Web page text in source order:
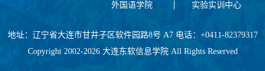
外国语学院 实验实训中心
地址：辽宁省大连市甘井子区软件园路8号 A7 电话：+0411-82379317
Copyright 2002-2026 大连东软信息学院 All Rights Reserved